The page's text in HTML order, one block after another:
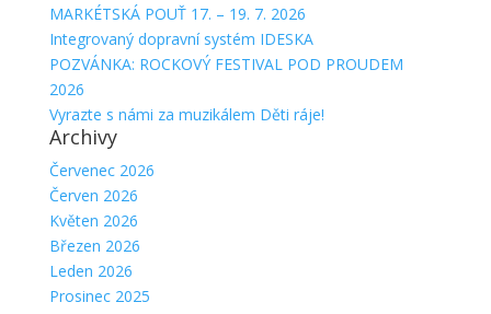
MARKÉTSKÁ POUŤ 17. – 19. 7. 2026
Integrovaný dopravní systém IDESKA
POZVÁNKA: ROCKOVÝ FESTIVAL POD PROUDEM
2026
Vyrazte s námi za muzikálem Děti ráje!
Archivy
Červenec 2026
Červen 2026
Květen 2026
Březen 2026
Leden 2026
Prosinec 2025